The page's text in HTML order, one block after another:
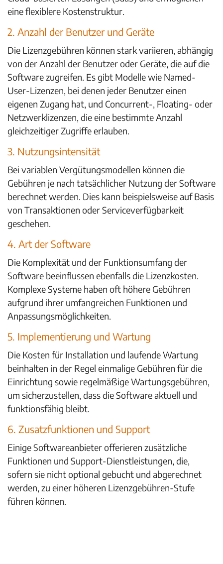
eine flexiblere Kostenstruktur.
2. Anzahl der Benutzer und Geräte
Die Lizenzgebühren können stark variieren, abhängig
von der Anzahl der Benutzer oder Geräte, die auf die
Software zugreifen. Es gibt Modelle wie Named-
User-Lizenzen, bei denen jeder Benutzer einen
eigenen Zugang hat, und Concurrent-, Floating- oder
Netzwerklizenzen, die eine bestimmte Anzahl
gleichzeitiger Zugriffe erlauben.
3. Nutzungsintensität
Bei variablen Vergütungsmodellen können die
Gebühren je nach tatsächlicher Nutzung der Software
berechnet werden. Dies kann beispielsweise auf Basis
von Transaktionen oder Serviceverfügbarkeit
geschehen.
4. Art der Software
Die Komplexität und der Funktionsumfang der
Software beeinflussen ebenfalls die Lizenzkosten.
Komplexe Systeme haben oft höhere Gebühren
aufgrund ihrer umfangreichen Funktionen und
Anpassungsmöglichkeiten.
5. Implementierung und Wartung
Die Kosten für Installation und laufende Wartung
beinhalten in der Regel einmalige Gebühren für die
Einrichtung sowie regelmäßige Wartungsgebühren,
um sicherzustellen, dass die Software aktuell und
funktionsfähig bleibt.
6. Zusatzfunktionen und Support
Einige Softwareanbieter offerieren zusätzliche
Funktionen und Support-Dienstleistungen, die,
sofern sie nicht optional gebucht und abgerechnet
werden, zu einer höheren Lizenzgebühren-Stufe
führen können.